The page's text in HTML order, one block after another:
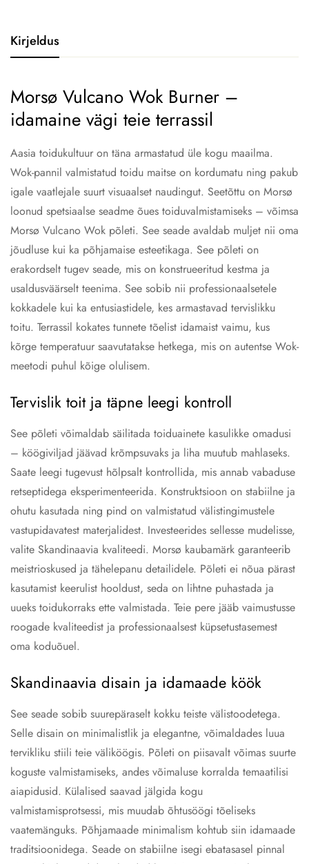
Kirjeldus
Morsø Vulcano Wok Burner –
idamaine vägi teie terrassil
Aasia toidukultuur on täna armastatud üle kogu maailma.
Wok-pannil valmistatud toidu maitse on kordumatu ning pakub
igale vaatlejale suurt visuaalset naudingut. Seetõttu on Morsø
loonud spetsiaalse seadme õues toiduvalmistamiseks – võimsa
Morsø Vulcano Wok põleti. See seade avaldab muljet nii oma
jõudluse kui ka põhjamaise esteetikaga. See põleti on
erakordselt tugev seade, mis on konstrueeritud kestma ja
usaldusväärselt teenima. See sobib nii professionaalsetele
kokkadele kui ka entusiastidele, kes armastavad tervislikku
toitu. Terrassil kokates tunnete tõelist idamaist vaimu, kus
kõrge temperatuur saavutatakse hetkega, mis on autentse Wok-
meetodi puhul kõige olulisem.
Tervislik toit ja täpne leegi kontroll
See põleti võimaldab säilitada toiduainete kasulikke omadusi
– köögiviljad jäävad krõmpsuvaks ja liha muutub mahlaseks.
Saate leegi tugevust hõlpsalt kontrollida, mis annab vabaduse
retseptidega eksperimenteerida. Konstruktsioon on stabiilne ja
ohutu kasutada ning pind on valmistatud välistingimustele
vastupidavatest materjalidest. Investeerides sellesse mudelisse,
valite Skandinaavia kvaliteedi. Morsø kaubamärk garanteerib
meistrioskused ja tähelepanu detailidele. Põleti ei nõua pärast
kasutamist keerulist hooldust, seda on lihtne puhastada ja
uueks toidukorraks ette valmistada. Teie pere jääb vaimustusse
roogade kvaliteedist ja professionaalsest küpsetustasemest
oma koduõuel.
Skandinaavia disain ja idamaade köök
See seade sobib suurepäraselt kokku teiste välistoodetega.
Selle disain on minimalistlik ja elegantne, võimaldades luua
tervikliku stiili teie väliköögis. Põleti on piisavalt võimas suurte
koguste valmistamiseks, andes võimaluse korralda temaatilisi
aiapidusid. Külalised saavad jälgida kogu
valmistamisprotsessi, mis muudab õhtusöögi tõeliseks
vaatemänguks. Põhjamaade minimalism kohtub siin idamaade
traditsioonidega. Seade on stabiilne isegi ebatasasel pinnal